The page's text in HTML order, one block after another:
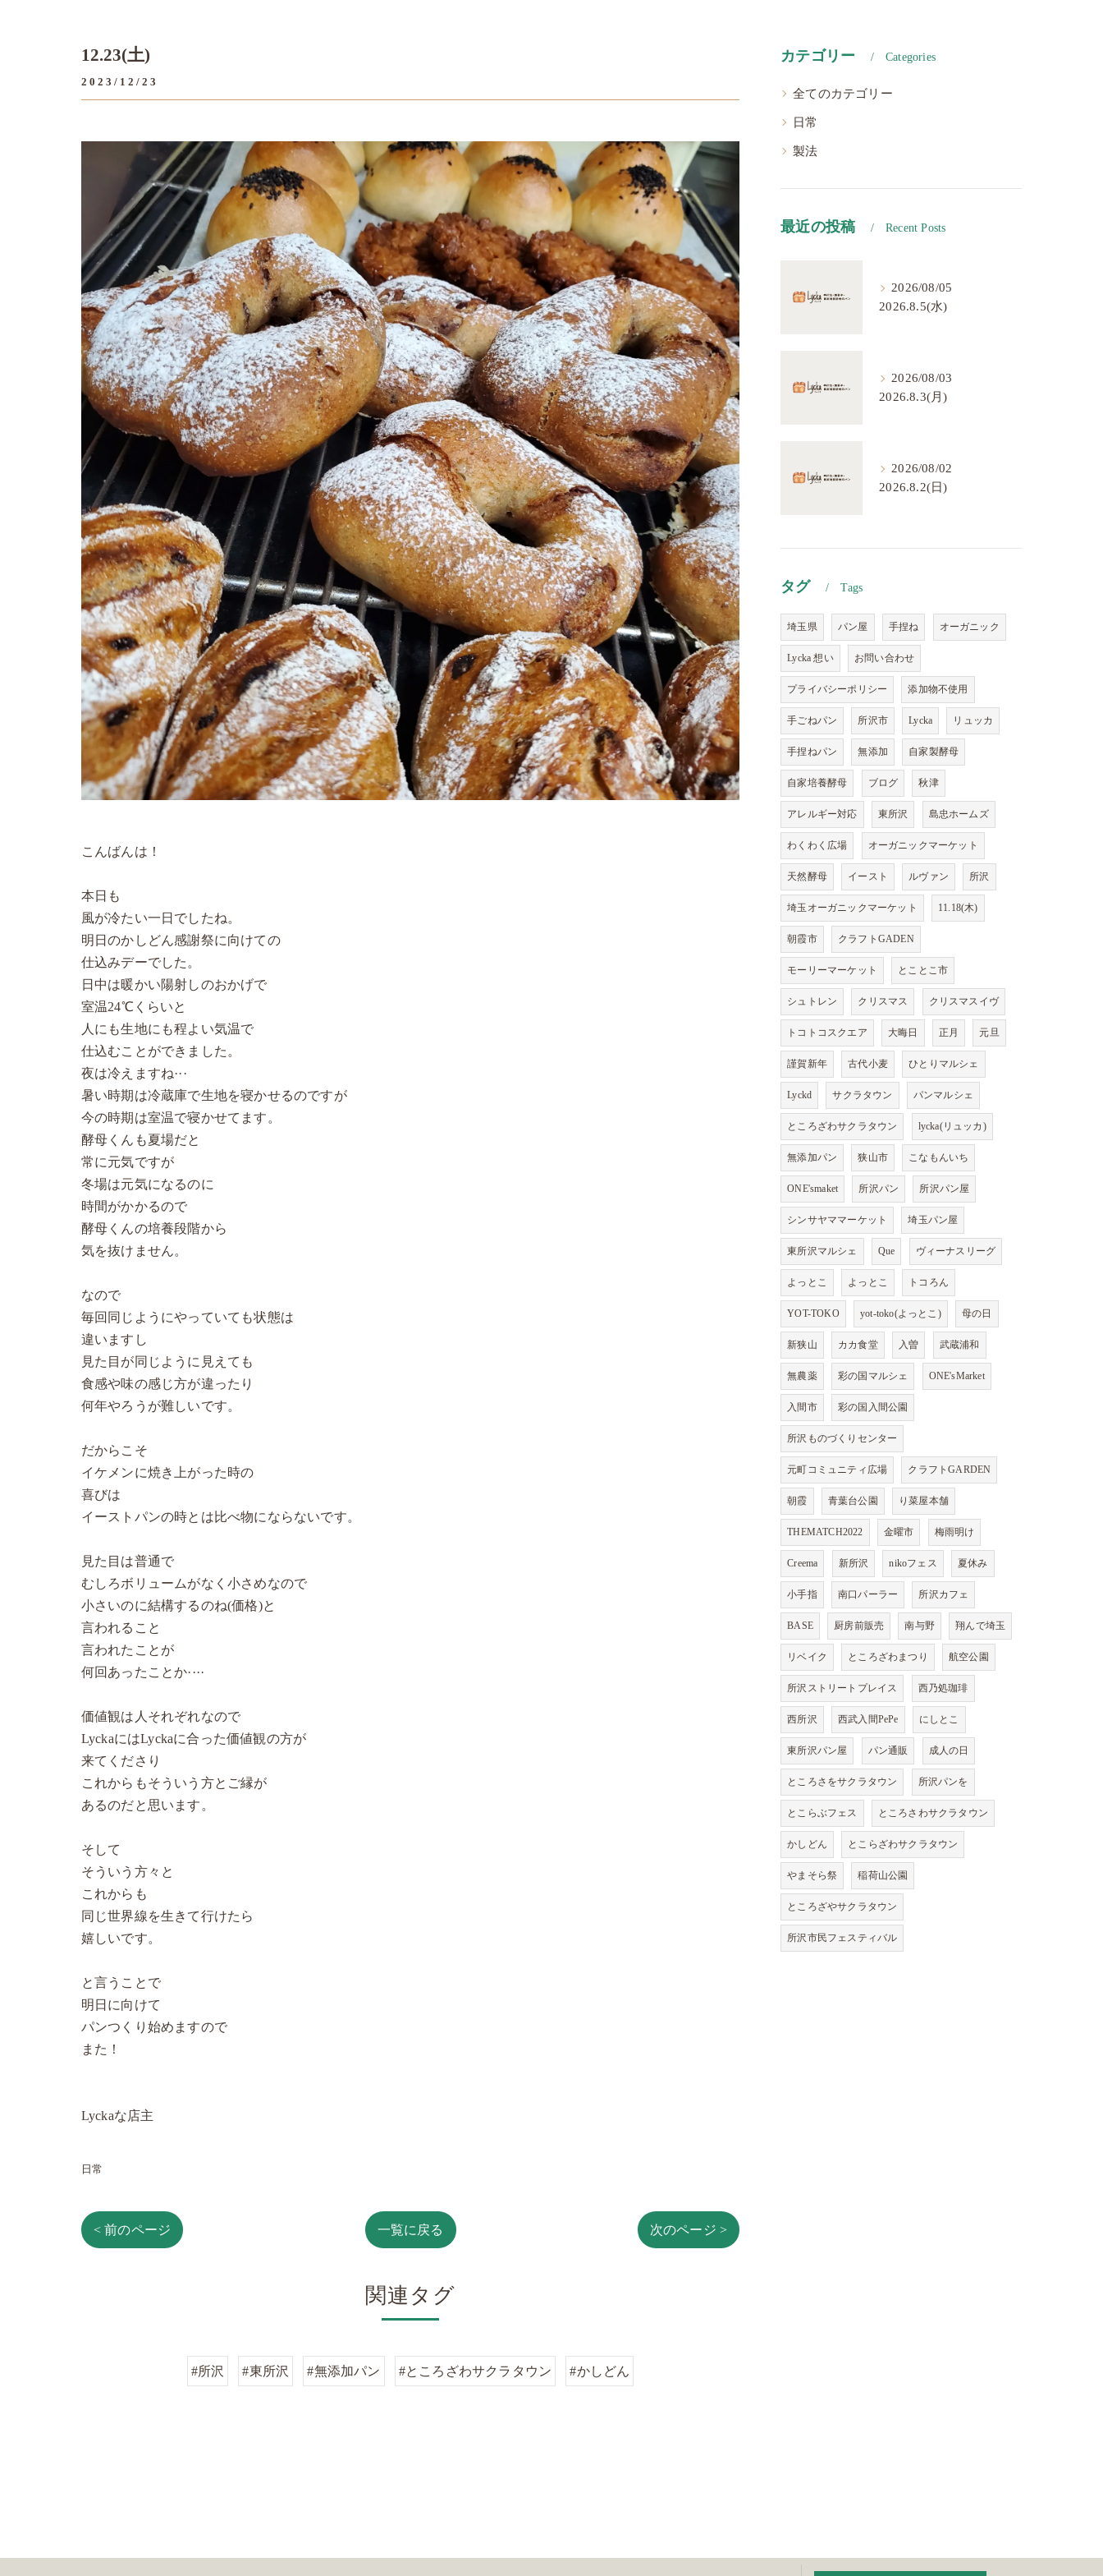
12.23(土)
2023/12/23
こんばんは！
本日も
風が冷たい一日でしたね。
明日のかしどん感謝祭に向けての
仕込みデーでした。
日中は暖かい陽射しのおかげで
室温24℃くらいと
人にも生地にも程よい気温で
仕込むことができました。
夜は冷えますね···
暑い時期は冷蔵庫で生地を寝かせるのですが
今の時期は室温で寝かせてます。
酵母くんも夏場だと
常に元気ですが
冬場は元気になるのに
時間がかかるので
酵母くんの培養段階から
気を抜けません。
なので
毎回同じようにやっていても状態は
違いますし
見た目が同じように見えても
食感や味の感じ方が違ったり
何年やろうが難しいです。
だからこそ
イケメンに焼き上がった時の
喜びは
イーストパンの時とは比べ物にならないです。
見た目は普通で
むしろボリュームがなく小さめなので
小さいのに結構するのね(価格)と
言われること
言われたことが
何回あったことか····
価値観は人それぞれなので
LyckaにはLyckaに合った価値観の方が
来てくださり
これからもそういう方とご縁が
あるのだと思います。
そして
そういう方々と
これからも
同じ世界線を生きて行けたら
嬉しいです。
と言うことで
明日に向けて
パンつくり始めますので
また！
Lyckaな店主
日常
< 前のページ 一覧に戻る 次のページ >
関連タグ
#所沢 #東所沢 #無添加パン #ところざわサクラタウン #かしどん
カテゴリー Categories
全てのカテゴリー
日常
製法
最近の投稿 Recent Posts
2026/08/05
2026.8.5(水)
2026/08/03
2026.8.3(月)
2026/08/02
2026.8.2(日)
タグ Tags
埼玉県 パン屋 手捏ね オーガニック
Lycka 想い お問い合わせ
プライバシーポリシー 添加物不使用
手ごねパン 所沢市 Lycka リュッカ
手捏ねパン 無添加 自家製酵母
自家培養酵母 ブログ 秋津
アレルギー対応 東所沢 島忠ホームズ
わくわく広場 オーガニックマーケット
天然酵母 イースト ルヴァン 所沢
埼玉オーガニックマーケット 11.18(木)
朝霞市 クラフトGADEN
モーリーマーケット とことこ市
シュトレン クリスマス クリスマスイヴ
トコトコスクエア 大晦日 正月 元旦
謹賀新年 古代小麦 ひとりマルシェ
Lyckd サクラタウン パンマルシェ
ところざわサクラタウン lycka(リュッカ)
無添加パン 狭山市 こなもんいち
ONE'smaket 所沢パン 所沢パン屋
シンサヤママーケット 埼玉パン屋
東所沢マルシェ Que ヴィーナスリーグ
よっとこ よっとこ トコろん
YOT-TOKO yot-toko(よっとこ) 母の日
新狭山 カカ食堂 入曽 武蔵浦和
無農薬 彩の国マルシェ ONE'sMarket
入間市 彩の国入間公園
所沢ものづくりセンター
元町コミュニティ広場 クラフトGARDEN
朝霞 青葉台公園 り菜屋本舗
THEMATCH2022 金曜市 梅雨明け
Creema 新所沢 nikoフェス 夏休み
小手指 南口パーラー 所沢カフェ
BASE 厨房前販売 南与野 翔んで埼玉
リベイク ところざわまつり 航空公園
所沢ストリートプレイス 西乃処珈琲
西所沢 西武入間PePe にしとこ
東所沢パン屋 パン通販 成人の日
ところさをサクラタウン 所沢パンを
とこらぶフェス ところさわサクラタウン
かしどん とこらざわサクラタウン
やまそら祭 稲荷山公園
ところざやサクラタウン
所沢市民フェスティバル